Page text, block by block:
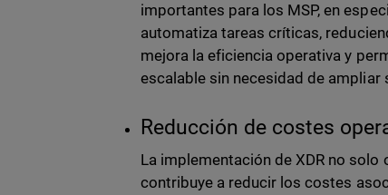
importantes para los MSP, en
automatiza tareas críticas,
mejora la eficiencia operativa y
escalable sin necesidad de ampliar
Reducción de costes
La implementación de XDR no
contribuye a reducir los costes